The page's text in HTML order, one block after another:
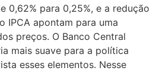
0,62% para 0,25%, e a redução
IPCA apontam para uma
preços. O Banco Central
mais suave para a política
esses elementos. Nesse